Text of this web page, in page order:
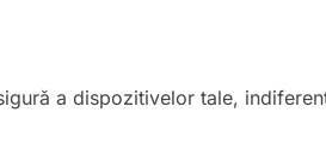
a dispozitivelor tale,